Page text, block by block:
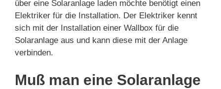
über eine Solaranlage laden möchte benötigt einen
Elektriker für die Installation. Der Elektriker kennt
sich mit der Installation einer Wallbox für die
Solaranlage aus und kann diese mit der Anlage
verbinden.
Muß man eine Solaranlage